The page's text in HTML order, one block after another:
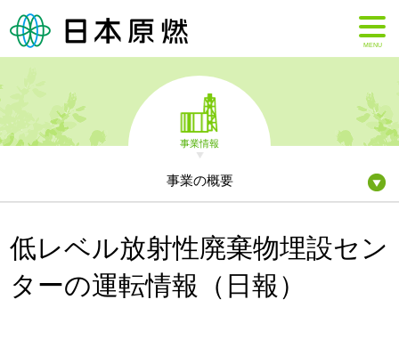
MENU
事業情報
事業の概要
低レベル放射性廃棄物埋設セン
ターの運転情報（日報）